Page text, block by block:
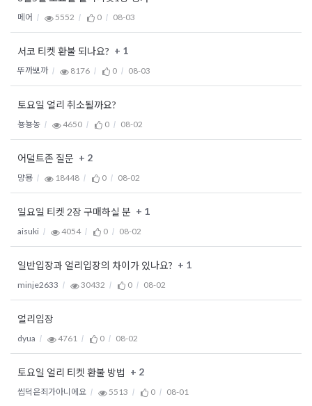
메어 5552 0 08-03
서코 티켓 환불 되나요? + 1
뚜까뽀까 8176 0 08-03
토요일 얼리 취소될까요?
뇽뇽농 4650 0 08-02
어덜트존 질문 + 2
먕묭 18448 0 08-02
일요일 티켓 2장 구매하실 분 + 1
aisuki 4054 0 08-02
일반입장과 얼리입장의 차이가 있나요? + 1
minje2633 30432 0 08-02
얼리입장
dyua 4761 0 08-02
토요일 얼리 티켓 환불 방법 + 2
씹덕은죄가아니에요 5513 0 08-01